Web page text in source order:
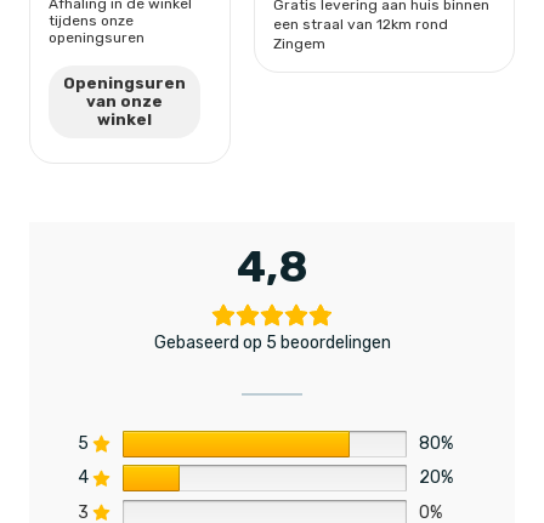
tijdens onze
openingsuren
Openingsuren
van onze
winkel
Gratis levering aan huis binnen
een straal van 12km rond
Zingem
4,8
Gebaseerd op 5 beoordelingen
5
80%
4
20%
3
0%